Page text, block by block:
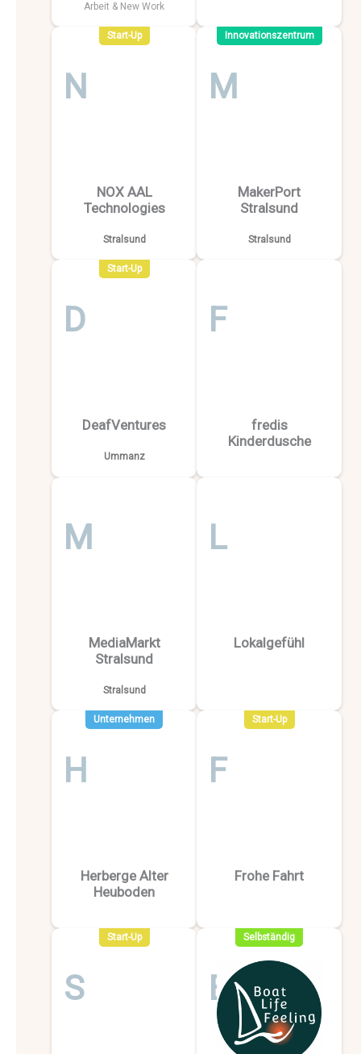
Arbeit & New Work
Start-Up
N
NOX AAL
Technologies
Stralsund
Innovationszentrum
M
MakerPort
Stralsund
Stralsund
Start-Up
D
DeafVentures
Ummanz
F
fredis
Kinderdusche
M
MediaMarkt
Stralsund
Stralsund
L
Lokalgefühl
Unternehmen
H
Herberge Alter
Heuboden
Start-Up
F
Frohe Fahrt
Start-Up
S
Selbständig
B